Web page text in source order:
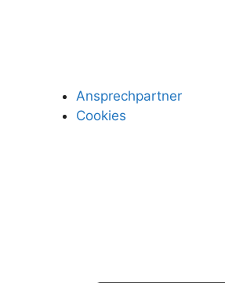
Ansprechpartner
Cookies